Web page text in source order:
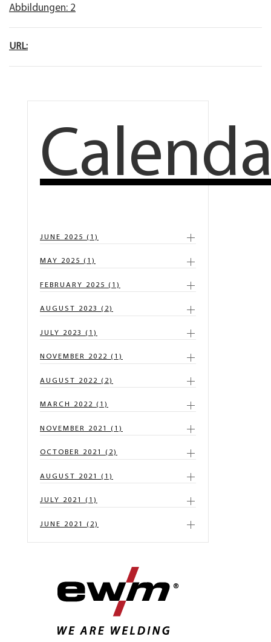
Abbildungen: 2
URL:
JUNE 2025 (1)
MAY 2025 (1)
FEBRUARY 2025 (1)
AUGUST 2023 (2)
JULY 2023 (1)
NOVEMBER 2022 (1)
AUGUST 2022 (2)
MARCH 2022 (1)
NOVEMBER 2021 (1)
OCTOBER 2021 (2)
AUGUST 2021 (1)
JULY 2021 (1)
JUNE 2021 (2)